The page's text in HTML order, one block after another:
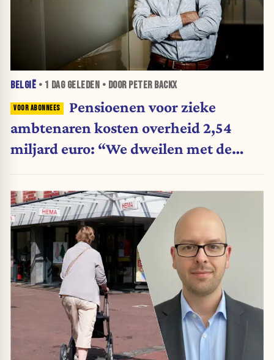
BELGIË • 1 DAGGELEDEN • DOOR PETER BACKX
Pensioenen voor zieke
ambtenaren kosten overheid 2,54
miljard euro: “We dweilen met de